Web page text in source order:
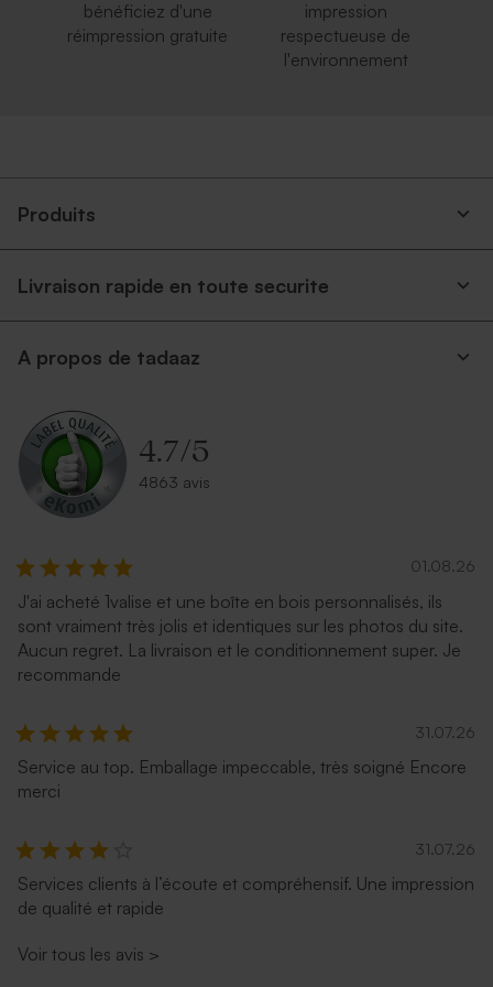
bénéficiez d'une
réimpression gratuite
impression
respectueuse de
l'environnement
Produits
Livraison rapide en toute securite
A propos de tadaaz
4.7/5
4863 avis
01.08.26
J'ai acheté 1valise et une boîte en bois personnalisés, ils
sont vraiment très jolis et identiques sur les photos du site.
Aucun regret. La livraison et le conditionnement super. Je
recommande
31.07.26
Service au top. Emballage impeccable, très soigné Encore
merci
31.07.26
Services clients à l’écoute et compréhensif. Une impression
de qualité et rapide
Voir tous les avis >